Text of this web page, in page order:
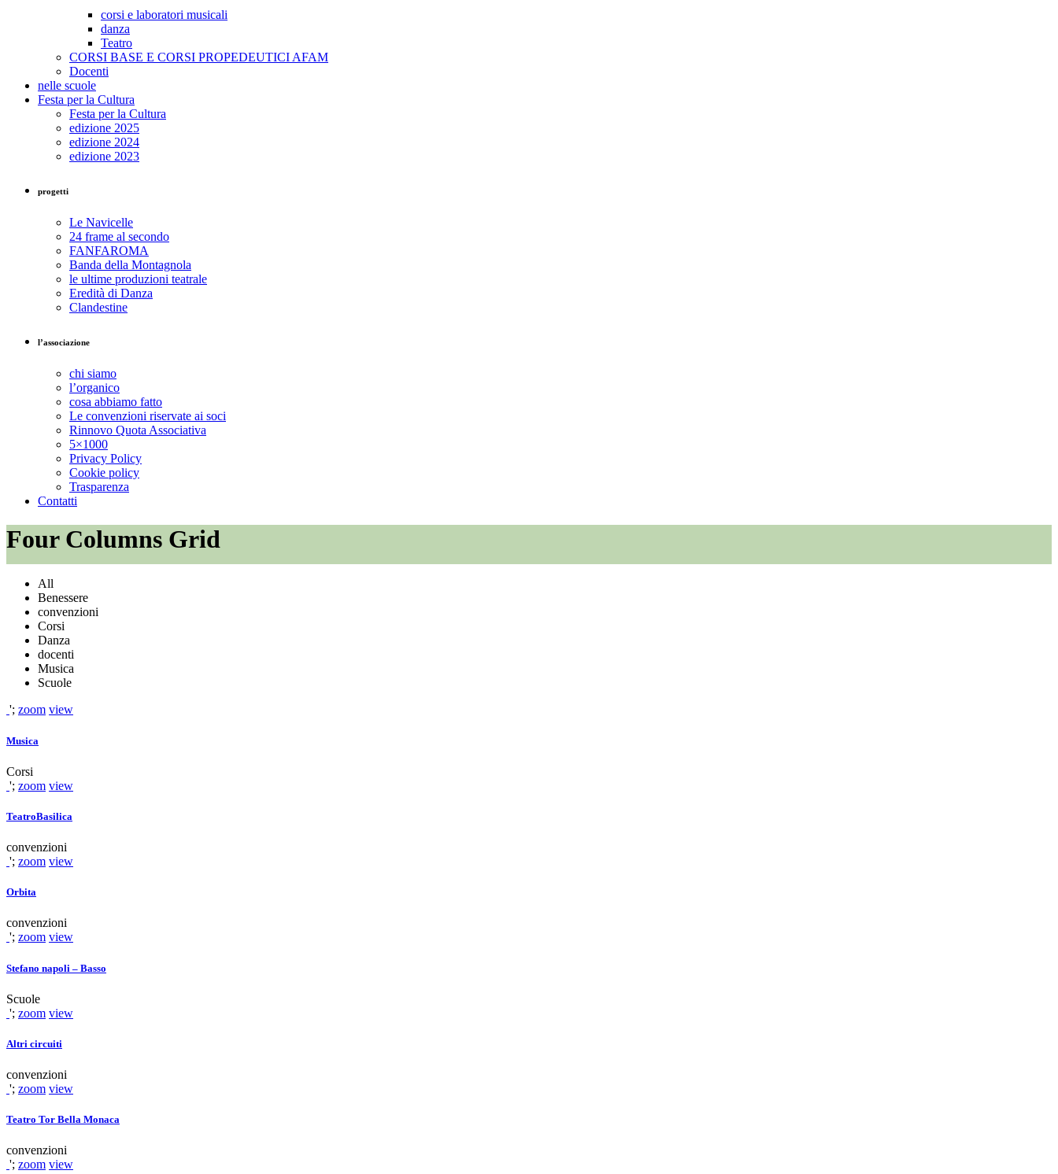
corsi e laboratori musicali
danza
Teatro
CORSI BASE E CORSI PROPEDEUTICI AFAM
Docenti
nelle scuole
Festa per la Cultura
Festa per la Cultura
edizione 2025
edizione 2024
edizione 2023
progetti
Le Navicelle
24 frame al secondo
FANFAROMA
Banda della Montagnola
le ultime produzioni teatrale
Eredità di Danza
Clandestine
l’associazione
chi siamo
l’organico
cosa abbiamo fatto
Le convenzioni riservate ai soci
Rinnovo Quota Associativa
5×1000
Privacy Policy
Cookie policy
Trasparenza
Contatti
Four Columns Grid
All
Benessere
convenzioni
Corsi
Danza
docenti
Musica
Scuole
'; zoom view
Musica
Corsi
'; zoom view
TeatroBasilica
convenzioni
'; zoom view
Orbita
convenzioni
'; zoom view
Stefano napoli – Basso
Scuole
'; zoom view
Altri circuiti
convenzioni
'; zoom view
Teatro Tor Bella Monaca
convenzioni
'; zoom view